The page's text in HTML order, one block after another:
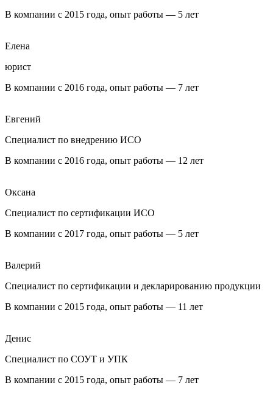
В компании с 2015 года, опыт работы — 5 лет
Елена
юрист
В компании с 2016 года, опыт работы — 7 лет
Евгений
Специалист по внедрению ИСО
В компании с 2016 года, опыт работы — 12 лет
Оксана
Специалист по сертификации ИСО
В компании с 2017 года, опыт работы — 5 лет
Валерий
Специалист по сертификации и декларированию продукции
В компании с 2015 года, опыт работы — 11 лет
Денис
Специалист по СОУТ и УПК
В компании с 2015 года, опыт работы — 7 лет